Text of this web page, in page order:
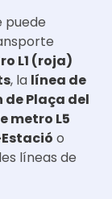
puede
L1 (roja)
, la línea de
Plaça del
metro L5
o
líneas de